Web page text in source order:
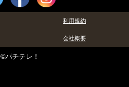
利用規約
会社概要
©パチテレ！